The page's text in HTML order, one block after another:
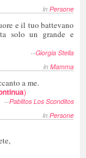
in Persone
e il tuo battevano
solo un grande e
--Giorgia Stella
in Mamma
a me.
)
--Pablitos Los Sconditos
in Persone